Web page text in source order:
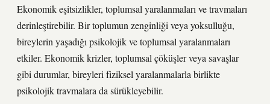
Ekonomik eşitsizlikler, toplumsal yaralanmaları ve travmaları
derinleştirebilir. Bir toplumun zenginliği veya yoksulluğu,
bireylerin yaşadığı psikolojik ve toplumsal yaralanmaları
etkiler. Ekonomik krizler, toplumsal çöküşler veya savaşlar
gibi durumlar, bireyleri fiziksel yaralanmalarla birlikte
psikolojik travmalara da sürükleyebilir.